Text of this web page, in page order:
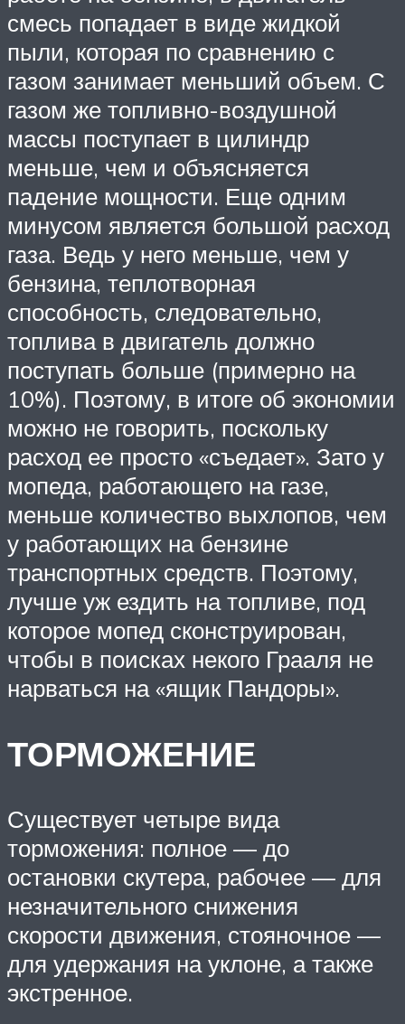
смесь попадает в виде жидкой
пыли, которая по сравнению с
газом занимает меньший объем. С
газом же топливно-воздушной
массы поступает в цилиндр
меньше, чем и объясняется
падение мощности. Еще одним
минусом является большой расход
газа. Ведь у него меньше, чем у
бензина, теплотворная
способность, следовательно,
топлива в двигатель должно
поступать больше (примерно на
10%). Поэтому, в итоге об экономии
можно не говорить, поскольку
расход ее просто «съедает». Зато у
мопеда, работающего на газе,
меньше количество выхлопов, чем
у работающих на бензине
транспортных средств. Поэтому,
лучше уж ездить на топливе, под
которое мопед сконструирован,
чтобы в поисках некого Грааля не
нарваться на «ящик Пандоры».
ТОРМОЖЕНИЕ
Существует четыре вида
торможения: полное — до
остановки скутера, рабочее — для
незначительного снижения
скорости движения, стояночное —
для удержания на уклоне, а также
экстренное.